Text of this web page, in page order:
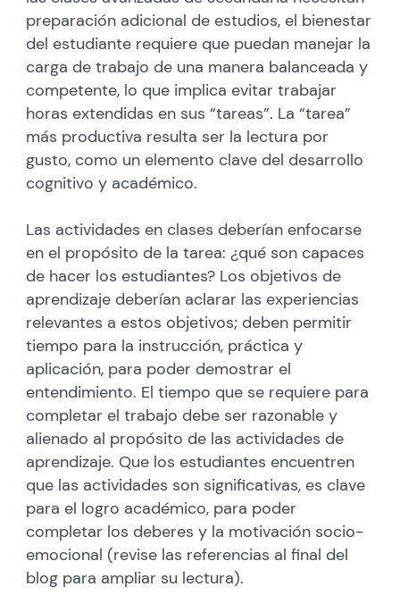
preparación adicional de estudios, el bienestar
del estudiante requiere que puedan manejar la
carga de trabajo de una manera balanceada y
competente, lo que implica evitar trabajar
horas extendidas en sus “tareas”. La “tarea”
más productiva resulta ser la lectura por
gusto, como un elemento clave del desarrollo
cognitivo y académico.
Las actividades en clases deberían enfocarse
en el propósito de la tarea: ¿qué son capaces
de hacer los estudiantes? Los objetivos de
aprendizaje deberían aclarar las experiencias
relevantes a estos objetivos; deben permitir
tiempo para la instrucción, práctica y
aplicación, para poder demostrar el
entendimiento. El tiempo que se requiere para
completar el trabajo debe ser razonable y
alienado al propósito de las actividades de
aprendizaje. Que los estudiantes encuentren
que las actividades son significativas, es clave
para el logro académico, para poder
completar los deberes y la motivación socio-
emocional (revise las referencias al final del
blog para ampliar su lectura).